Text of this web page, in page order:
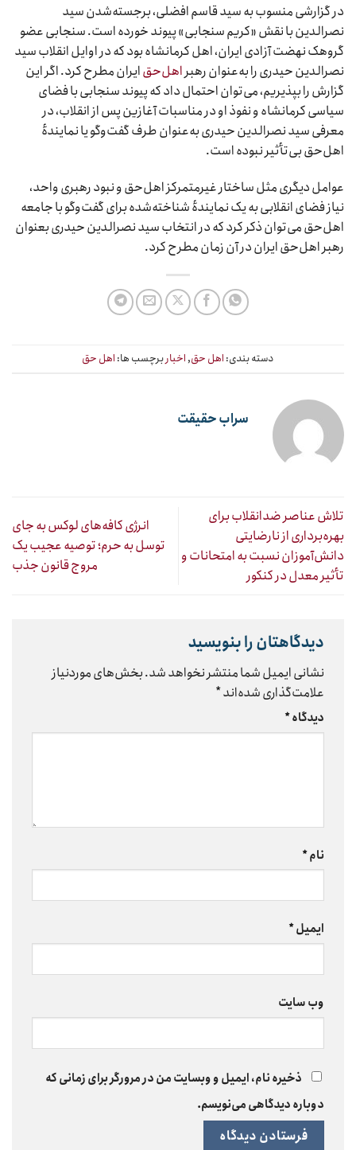
در گزارشی منسوب به سید قاسم افضلی، برجسته‌شدن سید
نصرالدین با نقش «کریم سنجابی» پیوند خورده است. سنجابی عضو
گروهک نهضت آزادی ایران، اهل کرمانشاه بود که در اوایل انقلاب سید
نصرالدین حیدری را به‌عنوان رهبراهل‌حقایران مطرح کرد. اگر این
گزارش را بپذیریم، می‌توان احتمال داد که پیوند سنجابی با فضای
سیاسی کرمانشاه و نفوذ او در مناسبات آغازین پس از انقلاب، در
معرفی سید نصرالدین حیدری به‌عنوان طرف گفت‌وگو یا نمایندهٔ
اهل‌حق بی‌تأثیر نبوده است.
عوامل دیگری مثل ساختار غیرمتمرکز اهل‌حق و نبود رهبری واحد،
نیاز فضای انقلابی به یک نمایندهٔ شناخته‌شده برای گفت‌وگو با جامعه
اهل‌حق می‌توان ذکر کرد که در انتخاب سید نصرالدین حیدری بعنوان
رهبر اهل‌حق ایران در آن زمان مطرح کرد.
دسته بندی: اهل حق,اخباربرچسب ها: اهل حق
سراب حقیقت
تلاش عناصر ضدانقلاب برای
بهره‌برداری از نارضایتی
دانش‌آموزان نسبت به امتحانات و
تأثیر معدل در کنکور
انرژی کافه‌های لوکس به جای
توسل به حرم؛ توصیه عجیب یک
مروج قانون جذب
دیدگاهتان را بنویسید
نشانی ایمیل شما منتشر نخواهد شد.بخش‌های موردنیاز
علامت‌گذاری شده‌اند*
دیدگاه*
نام*
ایمیل*
وب‌ سایت
ذخیره نام، ایمیل و وبسایت من در مرورگر برای زمانی که
دوباره دیدگاهی می‌نویسم.